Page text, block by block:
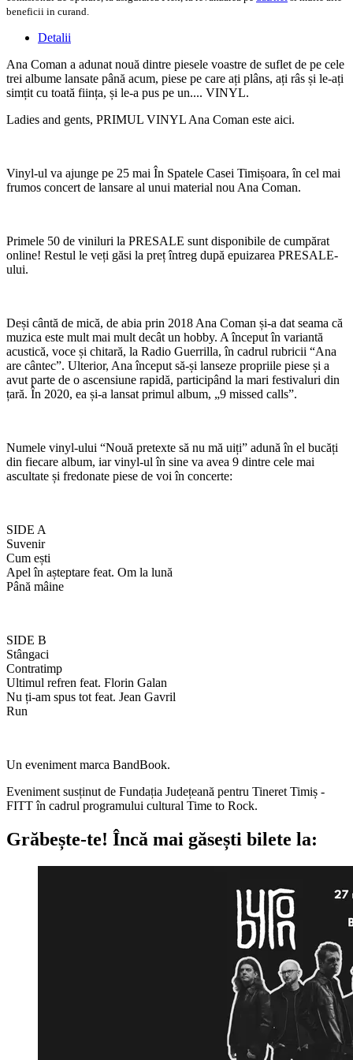
beneficii in curand.
Detalii
Ana Coman a adunat nouă dintre piesele voastre de suflet de pe cele
trei albume lansate până acum, piese pe care ați plâns, ați râs și le-ați
simțit cu toată ființa, și le-a pus pe un.... VINYL.
Ladies and gents, PRIMUL VINYL Ana Coman este aici.
Vinyl-ul va ajunge pe 25 mai În Spatele Casei Timișoara, în cel mai
frumos concert de lansare al unui material nou Ana Coman.
Primele 50 de viniluri la PRESALE sunt disponibile de cumpărat
online! Restul le veți găsi la preț întreg după epuizarea PRESALE-
ului.
Deși cântă de mică, de abia prin 2018 Ana Coman și-a dat seama că
muzica este mult mai mult decât un hobby. A început în variantă
acustică, voce și chitară, la Radio Guerrilla, în cadrul rubricii “Ana
are cântec”. Ulterior, Ana început să-și lanseze propriile piese și a
avut parte de o ascensiune rapidă, participând la mari festivaluri din
țară. În 2020, ea și-a lansat primul album, „9 missed calls”.
Numele vinyl-ului “Nouă pretexte să nu mă uiți” adună în el bucăți
din fiecare album, iar vinyl-ul în sine va avea 9 dintre cele mai
ascultate și fredonate piese de voi în concerte:
SIDE A
Suvenir
Cum ești
Apel în așteptare feat. Om la lună
Până mâine
SIDE B
Stângaci
Contratimp
Ultimul refren feat. Florin Galan
Nu ți-am spus tot feat. Jean Gavril
Run
Un eveniment marca BandBook.
Eveniment susținut de Fundația Județeană pentru Tineret Timiș -
FITT în cadrul programului cultural Time to Rock.
Grăbește-te! Încă mai găsești bilete la: